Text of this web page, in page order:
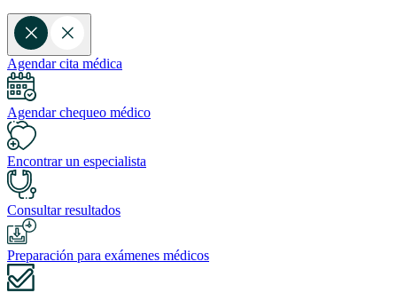
Agendar cita médica
Agendar chequeo médico
Encontrar un especialista
Consultar resultados
Preparación para exámenes médicos